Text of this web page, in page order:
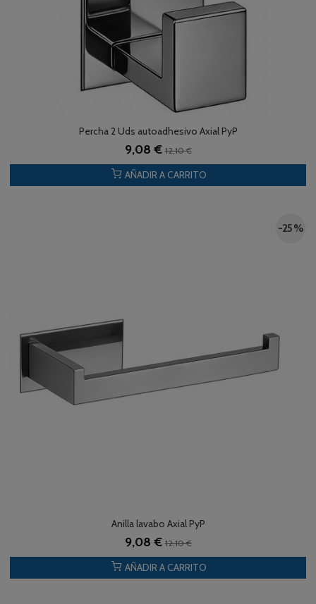
Percha 2 Uds autoadhesivo Axial PyP
9,08 €12,10 €
AÑADIR A CARRITO
-25 %
Anilla lavabo Axial PyP
9,08 €12,10 €
AÑADIR A CARRITO